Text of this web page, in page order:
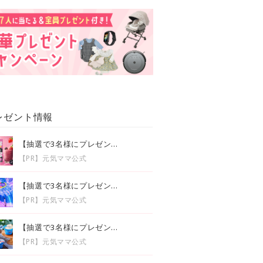
ゼント情報
【抽選で3名様にプレゼン...
【PR】元気ママ公式
【抽選で3名様にプレゼン...
【PR】元気ママ公式
【抽選で3名様にプレゼン...
【PR】元気ママ公式